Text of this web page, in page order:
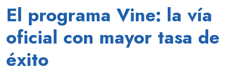
El programa Vine: la vía
oficial con mayor tasa de
éxito